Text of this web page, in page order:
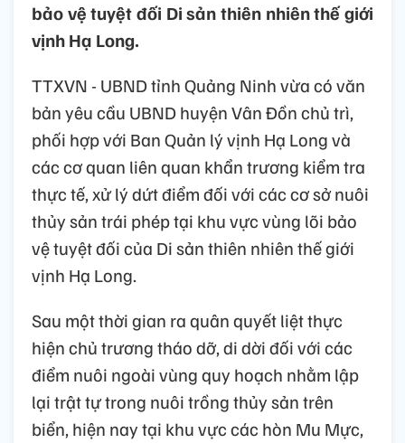
bảo vệ tuyệt đối Di sản thiên nhiên thế giới
vịnh Hạ Long.
TTXVN - UBND tỉnh Quảng Ninh vừa có văn
bản yêu cầu UBND huyện Vân Đồn chủ trì,
phối hợp với Ban Quản lý vịnh Hạ Long và
các cơ quan liên quan khẩn trương kiểm tra
thực tế, xử lý dứt điểm đối với các cơ sở nuôi
thủy sản trái phép tại khu vực vùng lõi bảo
vệ tuyệt đối của Di sản thiên nhiên thế giới
vịnh Hạ Long.
Sau một thời gian ra quân quyết liệt thực
hiện chủ trương tháo dỡ, di dời đối với các
điểm nuôi ngoài vùng quy hoạch nhằm lập
lại trật tự trong nuôi trồng thủy sản trên
biển, hiện nay tại khu vực các hòn Mu Mực,